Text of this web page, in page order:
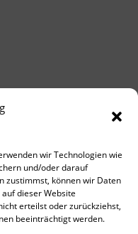
wir Technologien wie
und/oder darauf
zustimmst, können wir Daten
dieser Website
erteilst oder zurückziehst,
beeinträchtigt werden.